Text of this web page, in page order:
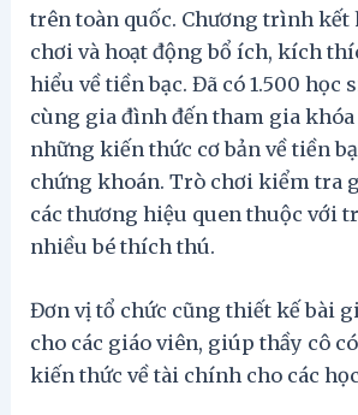
trên toàn quốc. Chương trình kết
chơi và hoạt động bổ ích, kích
hiểu về tiền bạc. Đã có 1.500 học
cùng gia đình đến tham gia
những kiến ​​thức cơ bản về tiền
chứng khoán. Trò chơi kiểm tra
các thương hiệu quen thuộc với
nhiều bé thích thú.
Đơn vị tổ chức cũng thiết kế bài
cho các giáo viên, giúp thầy cô
kiến thức về tài chính cho các